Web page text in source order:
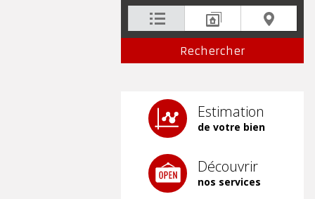
Estimation
de votre bien
Découvrir
nos services